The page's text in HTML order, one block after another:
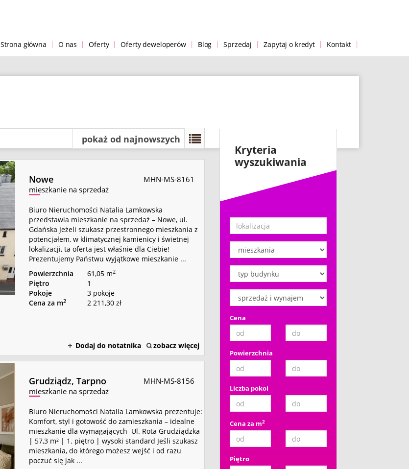
Strona główna | O nas | Oferty | Oferty deweloperów | Blog | Sprzedaj | Zapytaj o kredyt | Kontakt |
pokaż od najnowszych
Nowe
mieszkanie na sprzedaż
MHN-MS-8161
Biuro Nieruchomości Natalia Lamkowska
przedstawia mieszkanie na sprzedaż – Nowe, ul.
Gdańska Jeżeli szukasz przestronnego mieszkania z
potencjałem, w klimatycznej kamienicy i świetnej
lokalizacji, ta oferta jest właśnie dla Ciebie!
Prezentujemy Państwu wyjątkowe mieszkanie ...
Powierzchnia
61,05 m2
Piętro
1
Pokoje
3 pokoje
Cena za m2 2 211,30 zł
Dodaj do notatnika zobacz więcej
Grudziądz, Tarpno
mieszkanie na sprzedaż
MHN-MS-8156
Biuro Nieruchomości Natalia Lamkowska prezentuje:
Komfort, styl i gotowość do zamieszkania – idealne
mieszkanie dla wymagających Ul. Rota Grudziądzka
| 57,3 m² | 1. piętro | wysoki standard Jeśli szukasz
mieszkania, do którego możesz wejść i od razu
poczuć się jak ...
Kryteria
wyszukiwania
Cena
Powierzchnia
Liczba pokoi
Cena za m2
Piętro